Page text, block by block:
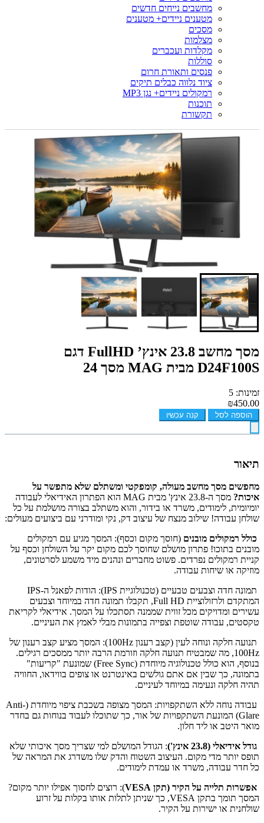
מחשבים נייחים חדשים
מטענים ניידים+ מטענים
מסכים
מצלמות
מקלדות ועכברים
סוללות
פנסים ותאורת חרום
ציוד נלווה כבלים תיקים
רמקולים ניידים+ נגן MP3
תוכנות
תקשורת
מסך מחשב ‏23.8 ‏אינץ’ FullHD דגם
D24F100S מבית MAG מסך 24
זמינות: 5
₪450.00
הוספה לסל קנה עכשיו
תיאור
מחפשים מסך מחשב מעולה, קומפקטי ומשתלם שלא מתפשר על
איכות?
מסך ה-23.8 אינץ' מבית MAG הוא הפתרון האידיאלי לעבודה
יומיומית, לימודים, משרד או בידור, והוא משתלב בצורה מושלמת על כל
שולחן עבודה! שילוב מנצח של עיצוב דק, נקי ומודרני עם ביצועים מעולים:
כולל רמקולים מובנים (חוסך מקום וכסף): המסך מגיע עם רמקולים
מובנים בתוכו! פתרון מושלם שחוסך לכם מקום יקר על השולחן וכסף על
קניית רמקולים נפרדים. פשוט מחברים ונהנים מיד משמע לסרטונים,
מוזיקה או שיחות עבודה.
תמונה חדה וצבעים טבעיים (טכנולוגיית IPS): הודות לפאנל ה-IPS
המתקדם ולרזולוציית Full HD, תקבלו תמונה חדה במיוחד וצבעים
עשירים ומדויקים מכל זווית שממנה תסתכלו על המסך. אידיאלי לקריאת
טקסטים, עבודה שוטפת וצפייה בתמונות מבלי לאמץ את העיניים.
תנועה חלקה ונוחה לעין (קצב רענון 100Hz): המסך מציע קצב רענון של
100Hz, מה שמבטיח תנועה חלקה וזורמת הרבה יותר ממסכים רגילים.
בנוסף, הוא כולל טכנולוגיה מיוחדת (Free Sync) שמונעת "קריעות"
בתמונה, כך שבין אם אתם גולשים באינטרנט או צופים בווידאו, החוויה
תהיה חלקה ונעימה במיוחד לעיניים.
עבודה נוחה ללא השתקפויות: המסך מצופה בשכבת ציפוי מיוחדת (Anti-
Glare) המונעת השתקפויות של אור, כך שתוכלו לעבוד בנוחות גם בחדר
מואר היטב או ליד חלון.
גודל אידיאלי (23.8 אינץ')
: הגודל המושלם למי שצריך מסך איכותי שלא
תופס יותר מדי מקום. העיצוב השטוח והדק שלו משדרג את המראה של
כל חדר עבודה, משרד או עמדת לימודים.
אפשרות תלייה על הקיר (תקן VESA
): רוצים לחסוך אפילו יותר מקום?
המסך תומך בתקן VESA, כך שניתן לתלות אותו בקלות על זרוע
שולחנית או ישירות על הקיר.